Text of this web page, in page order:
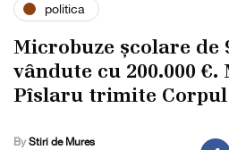
politica
Microbuze școlare de
vândute cu 200.000
Pîslaru trimite
By Stiri de Mures